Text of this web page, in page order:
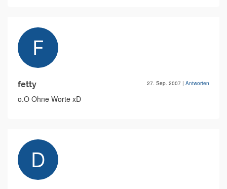
fetty 27. Sep. 2007 | Antworten
o.O Ohne Worte xD